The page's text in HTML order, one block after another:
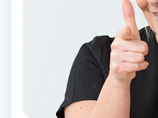
Brynplockning
Bröllopsuppsättning